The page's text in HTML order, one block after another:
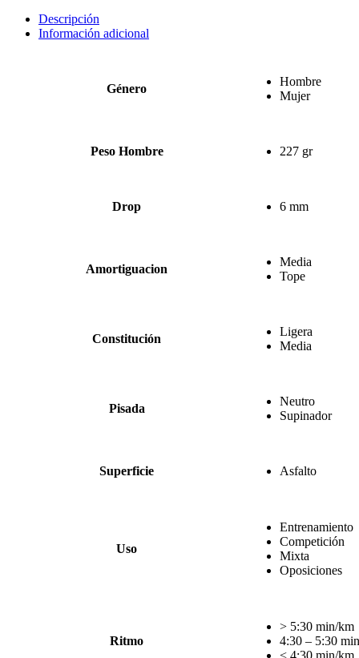
Descripción
Información adicional
Género
Hombre
Mujer
Peso Hombre 227 gr
Drop 6 mm
Amortiguacion
Media
Tope
Constitución
Ligera
Media
Pisada
Neutro
Supinador
Superficie Asfalto
Uso
Entrenamiento
Competición
Mixta
Oposiciones
Ritmo
> 5:30 min/km
4:30 – 5:30